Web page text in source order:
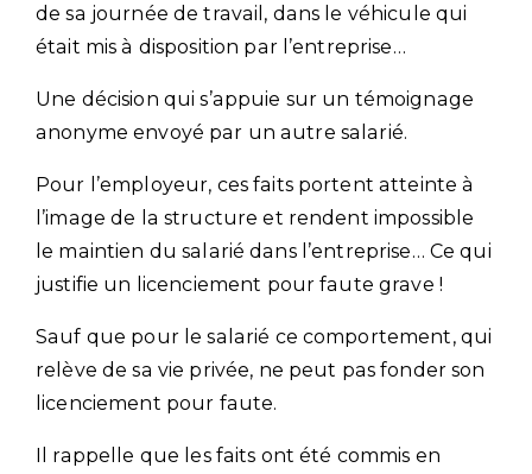
de sa journée de travail, dans le véhicule qui
était mis à disposition par l’entreprise…
Une décision qui s’appuie sur un témoignage
anonyme envoyé par un autre salarié.
Pour l’employeur, ces faits portent atteinte à
l’image de la structure et rendent impossible
le maintien du salarié dans l’entreprise… Ce qui
justifie un licenciement pour faute grave !
Sauf que pour le salarié ce comportement, qui
relève de sa vie privée, ne peut pas fonder son
licenciement pour faute.
Il rappelle que les faits ont été commis en